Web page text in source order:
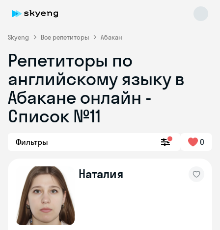
Skyeng Все репетиторы Абакан
Репетиторы по
английскому языку в
Абакане онлайн -
Список №11
Фильтры 0
Наталия